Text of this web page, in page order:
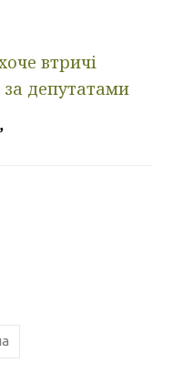
втричі
депутатами